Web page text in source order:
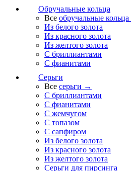
Обручальные кольца
Все обручальные
Из белого золота
Из красного золота
Из желтого золота
С бриллиантами
С фианитами
Серьги
Все серьги →
С бриллиантами
С фианитами
С жемчугом
С топазом
С сапфиром
Из белого золота
Из красного золота
Из желтого золота
Серьги для пирсинга